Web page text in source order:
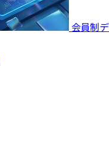
会員制デ